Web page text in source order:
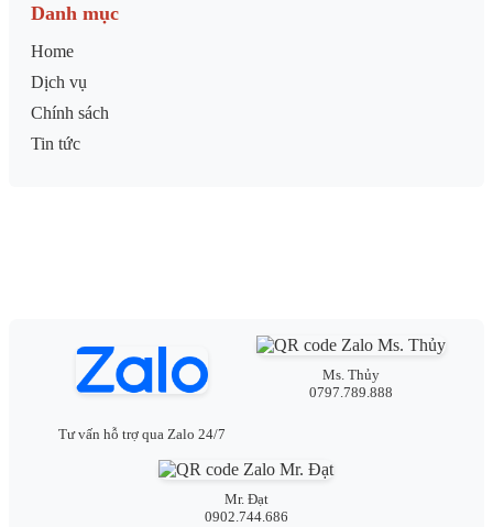
Danh mục
Home
Dịch vụ
Chính sách
Tin tức
Tư vấn hỗ trợ qua Zalo 24/7
Ms. Thủy
0797.789.888
Mr. Đạt
0902.744.686